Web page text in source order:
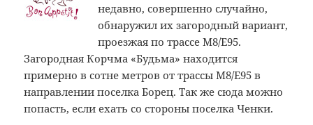
недавно, совершенно случайно,
обнаружил их загородный вариант,
проезжая по трассе M8/E95.
Загородная Корчма «Будьма» находится
примерно в сотне метров от трассы M8/E95 в
направлении поселка Борец. Так же сюда можно
попасть, если ехать со стороны поселка Ченки.